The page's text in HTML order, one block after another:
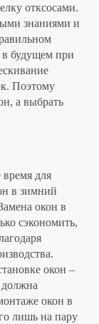
отксосами.
знаниями и
в будущем при
Поэтому
а выбрать
для
в зимний
окон в
сэкономить,
окон –
должна
окон в
лишь на пару